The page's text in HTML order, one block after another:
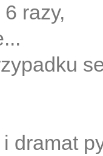
razy,
dramat